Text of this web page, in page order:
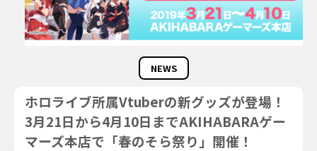
NEWS
ホロライブ所属Vtuberの新グッズが登場！
3月21日から4月10日までAKIHABARAゲー
マーズ本店で「春のそら祭り」開催！